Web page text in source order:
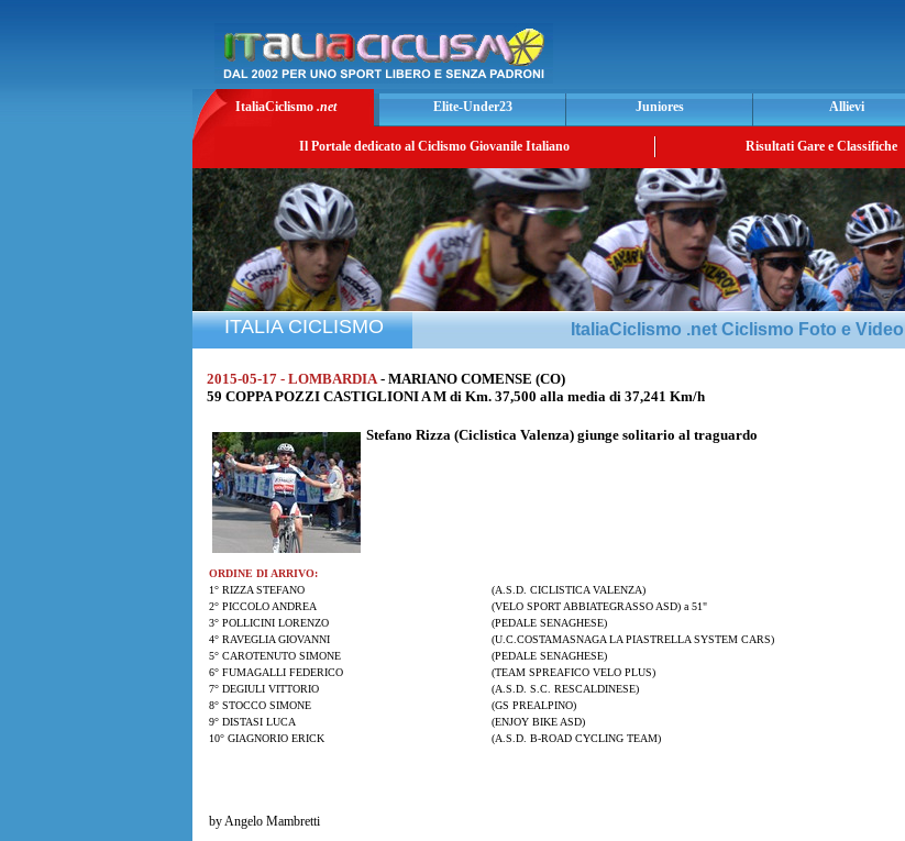
ItaliaCiclismo .net Elite-Under23 Juniores Allievi
Il Portale dedicato al Ciclismo Giovanile Italiano Risultati Gare e Classifiche
ITALIA CICLISMO ItaliaCiclismo .net Ciclismo Foto e Video
2015-05-17 - LOMBARDIA - MARIANO COMENSE (CO)
59 COPPA POZZI CASTIGLIONI A M di Km. 37,500 alla media di 37,241 Km/h
Stefano Rizza (Ciclistica Valenza) giunge solitario al traguardo
ORDINE DI ARRIVO:
1° RIZZA STEFANO
(A.S.D. CICLISTICA VALENZA)
2° PICCOLO ANDREA
(VELO SPORT ABBIATEGRASSO ASD) a 51"
3° POLLICINI LORENZO
(PEDALE SENAGHESE)
4° RAVEGLIA GIOVANNI
(U.C.COSTAMASNAGA LA PIASTRELLA SYSTEM CARS)
5° CAROTENUTO SIMONE
(PEDALE SENAGHESE)
6° FUMAGALLI FEDERICO
(TEAM SPREAFICO VELO PLUS)
7° DEGIULI VITTORIO
(A.S.D. S.C. RESCALDINESE)
8° STOCCO SIMONE
(GS PREALPINO)
9° DISTASI LUCA
(ENJOY BIKE ASD)
10° GIAGNORIO ERICK
(A.S.D. B-ROAD CYCLING TEAM)
by Angelo Mambretti